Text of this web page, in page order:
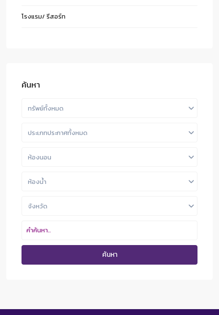
โรงแรม/ รีสอร์ท
ค้นหา
ทรัพย์ทั้งหมด
ประเภทประกาศทั้งหมด
ห้องนอน
ห้องน้ำ
จังหวัด
ค้นหา